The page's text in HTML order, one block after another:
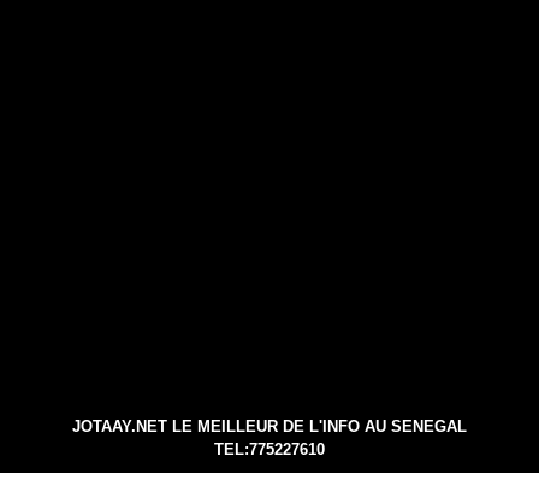
JOTAAY.NET LE MEILLEUR DE L'INFO AU SENEGAL
TEL:775227610